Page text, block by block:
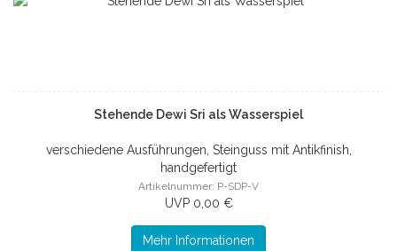
Stehende Dewi Sri als Wasserspiel
verschiedene Ausführungen, Steinguss mit Antikfinish,
handgefertigt
Artikelnummer: P-SDP-V
UVP 0,00 €
Mehr Informationen